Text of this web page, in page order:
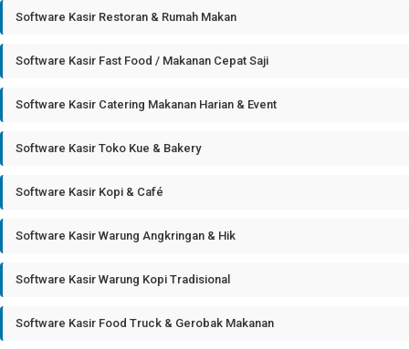
Software Kasir Restoran & Rumah Makan
Software Kasir Fast Food / Makanan Cepat Saji
Software Kasir Catering Makanan Harian & Event
Software Kasir Toko Kue & Bakery
Software Kasir Kopi & Café
Software Kasir Warung Angkringan & Hik
Software Kasir Warung Kopi Tradisional
Software Kasir Food Truck & Gerobak Makanan